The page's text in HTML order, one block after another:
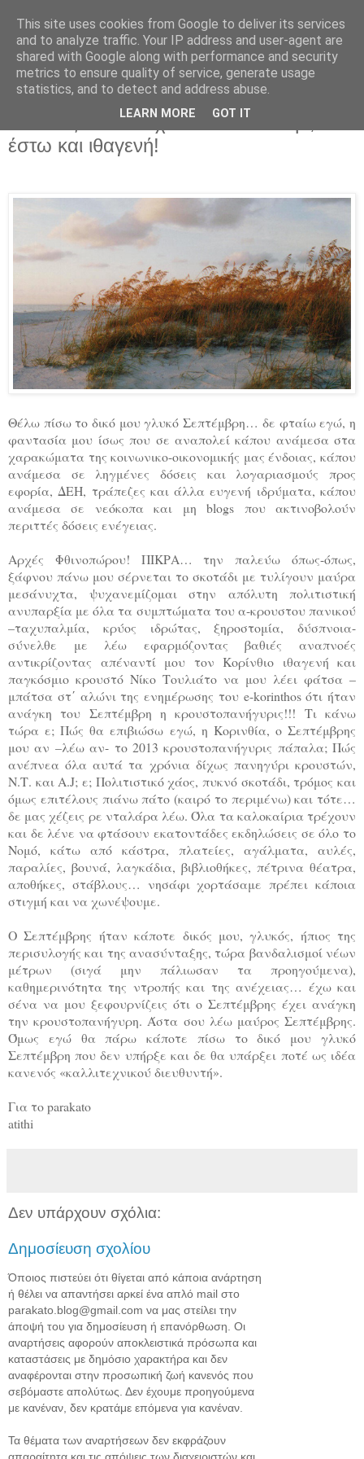
Parakato.gr
Ο δικός μου Σεπτέμβρης δεν είναι ιδέα
κανενός «καλλιτεχνικού διευθυντή»,
έστω και ιθαγενή!
Θέλω πίσω το δικό μου γλυκό Σεπτέμβρη… δε φταίω εγώ, η
φαντασία μου ίσως που σε αναπολεί κάπου ανάμεσα στα
χαρακώματα της κοινωνικο-οικονομικής μας ένδοιας, κάπου
ανάμεσα σε ληγμένες δόσεις και λογαριασμούς προς
εφορία, ΔΕΗ, τράπεζες και άλλα ευγενή ιδρύματα, κάπου
ανάμεσα σε νεόκοπα και μη blogs που ακτινοβολούν
περιττές δόσεις ενέγειας.
Αρχές Φθινοπώρου! ΠΙΚΡΑ… την παλεύω όπως-όπως,
ξάφνου πάνω μου σέρνεται το σκοτάδι με τυλίγουν μαύρα
μεσάνυχτα, ψυχανεμίζομαι στην απόλυτη πολιτιστική
ανυπαρξία με όλα τα συμπτώματα του α-κρουστου πανικού
–ταχυπαλμία, κρύος ιδρώτας, ξηροστομία, δύσπνοια-
σύνελθε με λέω εφαρμόζοντας βαθιές αναπνοές
αντικρίζοντας απέναντί μου τον Κορίνθιο ιθαγενή και
παγκόσμιο κρουστό Νίκο Τουλιάτο να μου λέει φάτσα –
μπάτσα στ΄ αλώνι της ενημέρωσης του e-korinthos ότι ήταν
ανάγκη του Σεπτέμβρη η κρουστοπανήγυρις!!! Τι κάνω
τώρα ε; Πώς θα επιβιώσω εγώ, η Κορινθία, ο Σεπτέμβρης
μου αν –λέω αν- το 2013 κρουστοπανήγυρις πάπαλα; Πώς
ανέπνεα όλα αυτά τα χρόνια δίχως πανηγύρι κρουστών,
Ν.Τ. και A.J; ε; Πολιτιστικό χάος, πυκνό σκοτάδι, τρόμος και
όμως επιτέλους πιάνω πάτο (καιρό το περιμένω) και τότε…
δε μας χέζεις ρε νταλάρα λέω. Όλα τα καλοκαίρια τρέχουν
και δε λένε να φτάσουν εκατοντάδες εκδηλώσεις σε όλο το
Νομό, κάτω από κάστρα, πλατείες, αγάλματα, αυλές,
παραλίες, βουνά, λαγκάδια, βιβλιοθήκες, πέτρινα θέατρα,
αποθήκες, στάβλους… νησάφι χορτάσαμε πρέπει κάποια
στιγμή και να χωνέψουμε.
Ο Σεπτέμβρης ήταν κάποτε δικός μου, γλυκός, ήπιος της
περισυλογής και της ανασύνταξης, τώρα βανδαλισμοί νέων
μέτρων (σιγά μην πάλιωσαν τα προηγούμενα),
καθημερινότητα της ντροπής και της ανέχειας… έχω και
σένα να μου ξεφουρνίζεις ότι ο Σεπτέμβρης έχει ανάγκη
την κρουστοπανήγυρη. Άστα σου λέω μαύρος Σεπτέμβρης.
Όμως εγώ θα πάρω κάποτε πίσω το δικό μου γλυκό
Σεπτέμβρη που δεν υπήρξε και δε θα υπάρξει ποτέ ως ιδέα
κανενός «καλλιτεχνικού διευθυντή».
Για το parakato
atithi
Δεν υπάρχουν σχόλια:
Δημοσίευση σχολίου
Όποιος πιστεύει ότι θίγεται από κάποια ανάρτηση
ή θέλει να απαντήσει αρκεί ένα απλό mail στο
parakato.blog@gmail.com να μας στείλει την
άποψή του για δημοσίευση ή επανόρθωση. Οι
αναρτήσεις αφορούν αποκλειστικά πρόσωπα και
καταστάσεις με δημόσιο χαρακτήρα και δεν
αναφέρονται στην προσωπική ζωή κανενός που
σεβόμαστε απολύτως. Δεν έχουμε προηγούμενα
με κανέναν, δεν κρατάμε επόμενα για κανέναν.
Τα θέματα των αναρτήσεων δεν εκφράζουν
This site uses cookies from Google to deliver its services
and to analyze traffic. Your IP address and user-agent are
shared with Google along with performance and security
metrics to ensure quality of service, generate usage
statistics, and to detect and address abuse.
LEARN MORE GOT IT